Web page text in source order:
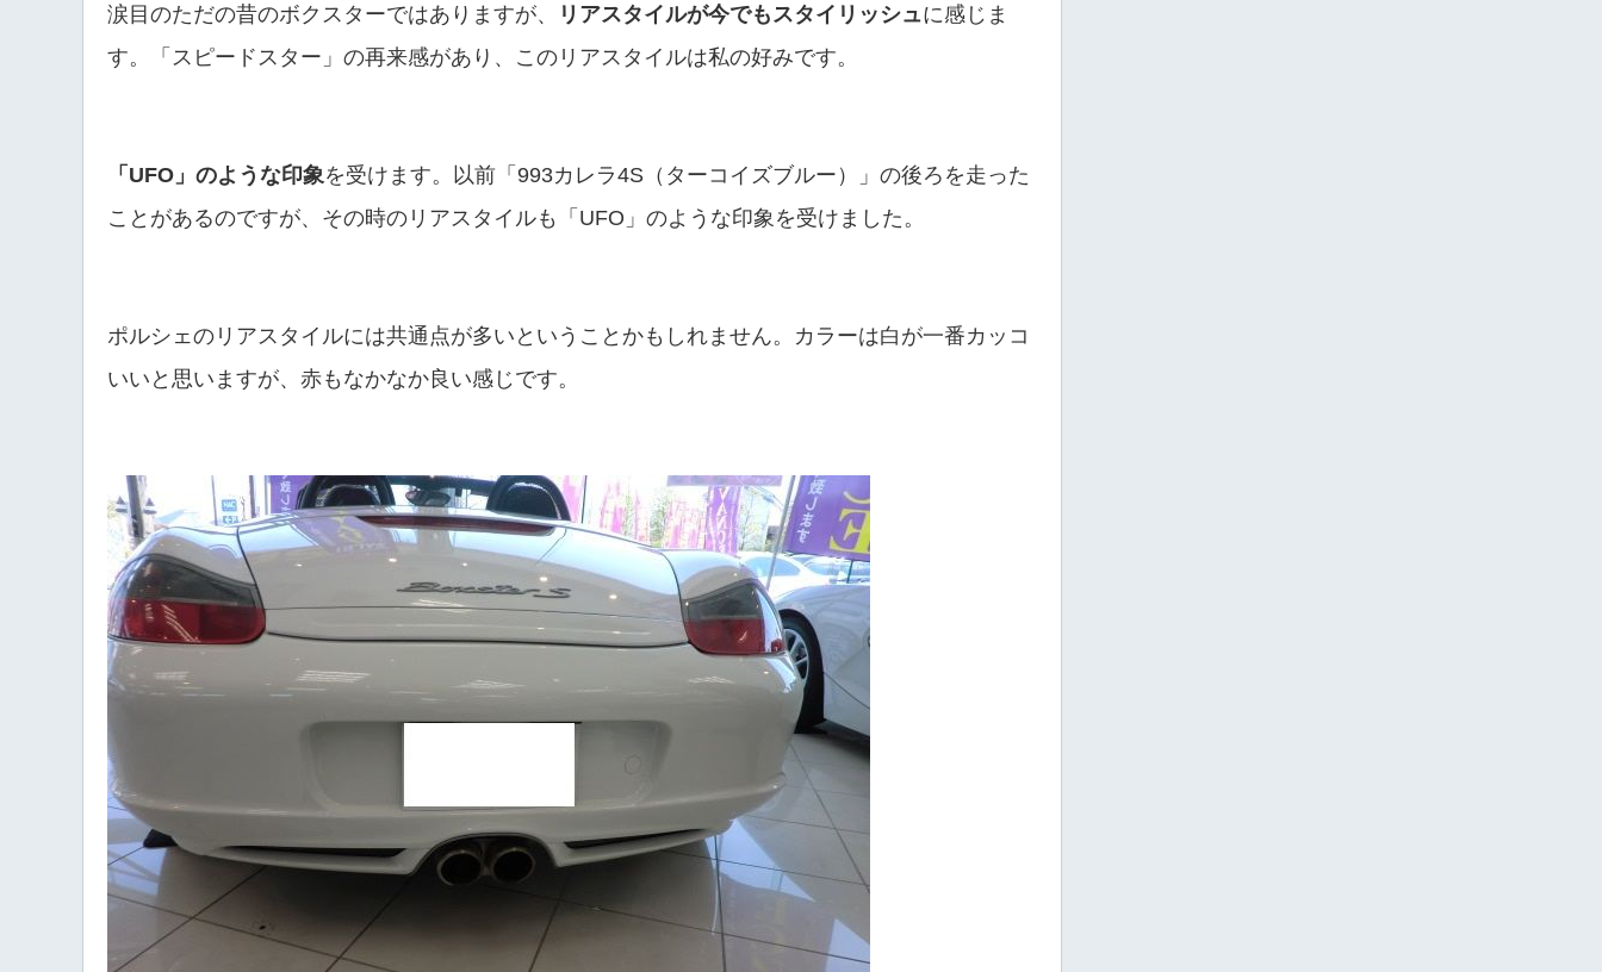
涙目のただの昔のボクスターではありますが、 リアスタイルが今でもスタイリッシュに感じま
す。「スピードスター」の再来感があり、このリアスタイルは私の好みです。
「UFO」のような印象 を受けます。以前「993カレラ4S（ターコイズブルー）」の後ろを走った
ことがあるのですが、その時のリアスタイルも「UFO」のような印象を受けました。
ポルシェのリアスタイルには共通点が多いということかもしれません。カラーは白が一番カッコ
いいと思いますが、赤もなかなか良い感じです。